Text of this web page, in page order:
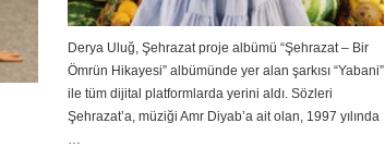
Derya Uluğ, Şehrazat proje albümü “Şehrazat – Bir
Ömrün Hikayesi” albümünde yer alan şarkısı “Yabani”
ile tüm dijital platformlarda yerini aldı. Sözleri
Şehrazat’a, müziği Amr Diyab’a ait olan, 1997 yılında
…